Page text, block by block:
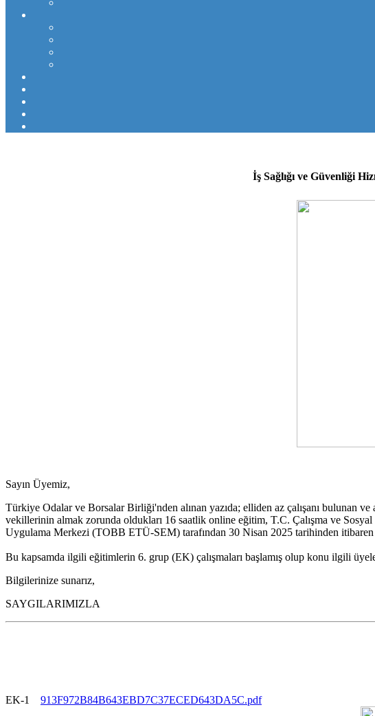
İş Sağlığı ve Güvenliği
Sayın Üyemiz,
Türkiye Odalar ve Borsalar Birliği'nden alınan yazıda; elliden az çalışanı bulunan
vekillerinin almak zorunda oldukları 16 saatlik online eğitim, T.C. Çalışma ve
Uygulama Merkezi (TOBB ETÜ-SEM) tarafından 30 Nisan 2025 tarihinden itibaren
Bu kapsamda ilgili eğitimlerin 6. grup (EK) çalışmaları başlamış olup konu ilgili
Bilgilerinize sunarız,
SAYGILARIMIZLA
EK-1 913F972B84B643EBD7C37ECED643DA5C.pdf